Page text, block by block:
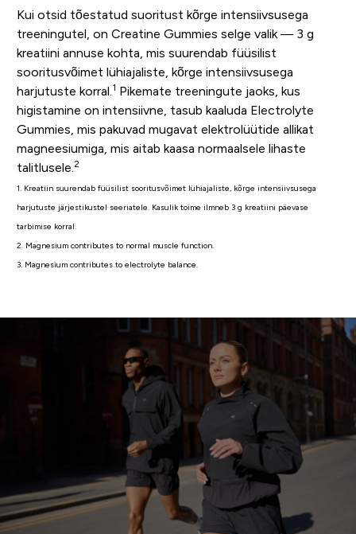
Kui otsid tõestatud suoritust kõrge intensiivsusega
treeningutel, on Creatine Gummies selge valik — 3 g
kreatiini annuse kohta, mis suurendab füüsilist
sooritusvõimet lühiajaliste, kõrge intensiivsusega
harjutuste korral. 1 Pikemate treeningute jaoks, kus
higistamine on intensiivne, tasub kaaluda Electrolyte
Gummies, mis pakuvad mugavat elektrolüütide allikat
magneesiumiga, mis aitab kaasa normaalsele lihaste
talitlusele. 2
1. Kreatiin suurendab füüsilist sooritusvõimet lühiajaliste, kõrge intensiivsusega
harjutuste järjestikustel seeriatele. Kasulik toime ilmneb 3 g kreatiini päevase
tarbimise korral.
2. Magnesium contributes to normal muscle function.
3. Magnesium contributes to electrolyte balance.